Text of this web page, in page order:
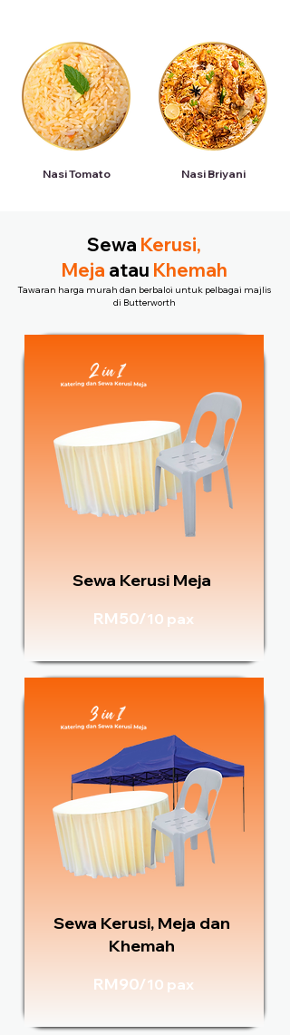
Nasi Tomato Nasi Briyani
Sewa Kerusi,
Meja atau Khemah
Tawaran harga murah dan berbaloi untuk pelbagai majlis
di Butterworth
Sewa Kerusi Meja
RM50/10 pax
Sewa Kerusi, Meja dan
Khemah
RM90/10 pax